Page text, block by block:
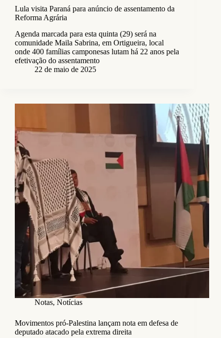
Lula visita Paraná para anúncio de assentamento da
Reforma Agrária
Agenda marcada para esta quinta (29) será na
comunidade Maila Sabrina, em Ortigueira, local
onde 400 famílias camponesas lutam há 22 anos pela
efetivação do assentamento
22 de maio de 2025
Notas, Notícias
Movimentos pró-Palestina lançam nota em defesa de
deputado atacado pela extrema direita